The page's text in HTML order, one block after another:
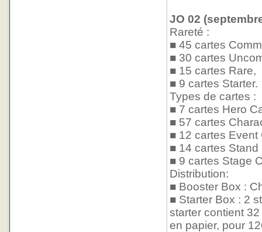
JO 02
Rareté :
■ 45 cartes
■ 30 cartes
■ 15 cartes Rare,
■ 9 cartes Starter.
Types de cartes :
■ 7 cartes Hero
■ 57 cartes
■ 12 cartes Event
■ 14 cartes Stand
■ 9 cartes Stage
Distribution:
■ Booster Box :
■ Starter Box : 2
starter contient
en papier, pour